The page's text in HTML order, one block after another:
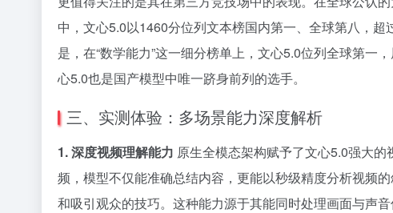
中，文心5.0以1460分位列文本榜国内第一、全球第八，
是，在“数学能力”这一细分榜单上，文心5.0位列全球第一
心5.0也是国产模型中唯一跻身前列的选手。
三、实测体验：多场景能力深度解析
1. 深度视频理解能力 原生全模态架构赋予了文心5.0强大
频，模型不仅能准确总结内容，更能以秒级精度分析视频
和吸引观众的技巧。这种能力源于其能同时处理画面与声